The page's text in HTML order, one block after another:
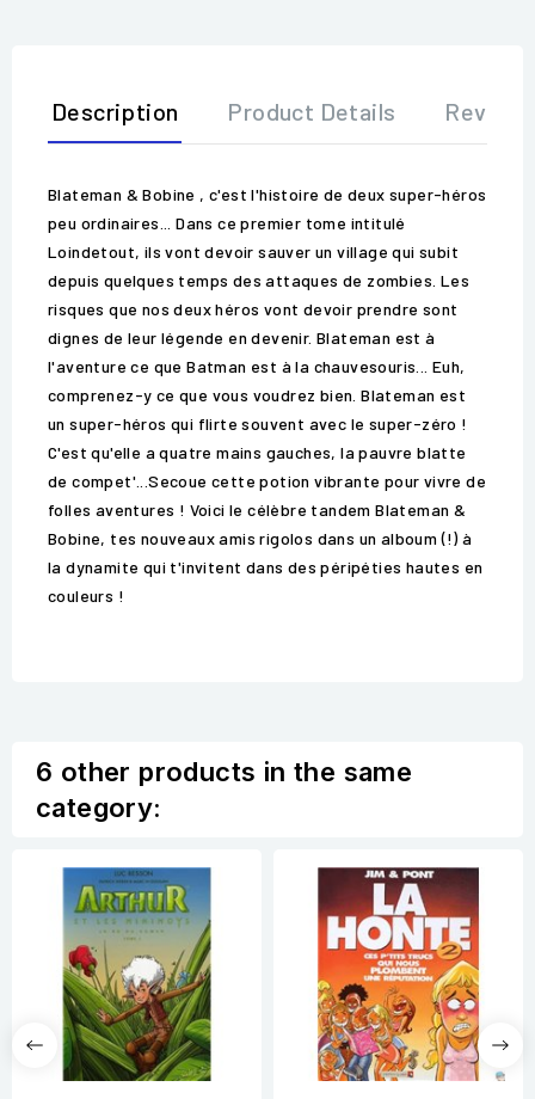
Description Product Details
Blateman & Bobine , c'est l'histoire de deux super-héros
peu ordinaires... Dans ce premier tome intitulé
Loindetout, ils vont devoir sauver un village qui subit
depuis quelques temps des attaques de zombies. Les
risques que nos deux héros vont devoir prendre sont
dignes de leur légende en devenir. Blateman est à
l'aventure ce que Batman est à la chauvesouris... Euh,
comprenez-y ce que vous voudrez bien. Blateman est
un super-héros qui flirte souvent avec le super-zéro !
C'est qu'elle a quatre mains gauches, la pauvre blatte
de compet'...Secoue cette potion vibrante pour vivre de
folles aventures ! Voici le célèbre tandem Blateman &
Bobine, tes nouveaux amis rigolos dans un alboum (!) à
la dynamite qui t'invitent dans des péripéties hautes en
couleurs !
6 other products in the same
category: